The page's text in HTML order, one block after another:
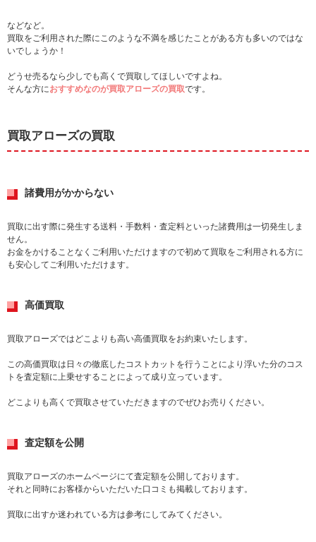
などなど。
買取をご利用された際にこのような不満を感じたことがある方も多いのではな
いでしょうか！
どうせ売るなら少しでも高くで買取してほしいですよね。
そんな方におすすめなのが買取アローズの買取です。
買取アローズの買取
諸費用がかからない
買取に出す際に発生する送料・手数料・査定料といった諸費用は一切発生しま
せん。
お金をかけることなくご利用いただけますので初めて買取をご利用される方に
も安心してご利用いただけます。
高価買取
買取アローズではどこよりも高い高価買取をお約束いたします。
この高価買取は日々の徹底したコストカットを行うことにより浮いた分のコス
トを査定額に上乗せすることによって成り立っています。
どこよりも高くで買取させていただきますのでぜひお売りください。
査定額を公開
買取アローズのホームページにて査定額を公開しております。
それと同時にお客様からいただいた口コミも掲載しております。
買取に出すか迷われている方は参考にしてみてください。